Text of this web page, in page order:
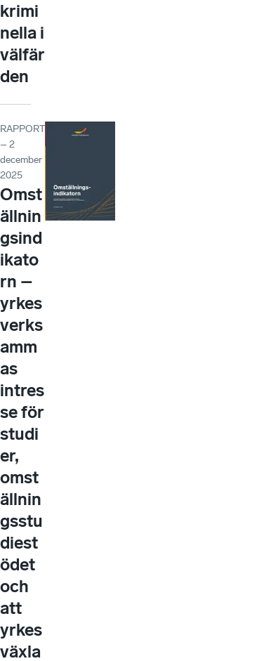
krimi
nella i
välfär
den
RAPPORT
– 2
december
2025
Omst
ällnin
gsind
ikato
rn –
yrkes
verks
amm
as
intres
se för
studi
er,
omst
ällnin
gsstu
diest
ödet
och
att
yrkes
växla